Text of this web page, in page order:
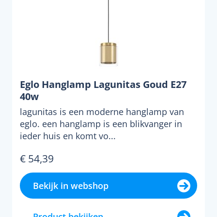
Eglo Hanglamp Lagunitas Goud E27
40w
lagunitas is een moderne hanglamp van
eglo. een hanglamp is een blikvanger in
ieder huis en komt vo...
€ 54,39
Bekijk in webshop